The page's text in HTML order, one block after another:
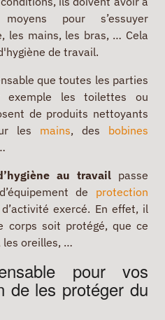
pour s’essuyer
les mains, les bras, … Cela
de travail.
que toutes les parties
exemple les toilettes ou
de produits nettoyants
les mains, des bobines
au travail passe
de protection
exercé. En effet, il
soit protégé, que ce
les oreilles, …
pour vos
de les protéger du